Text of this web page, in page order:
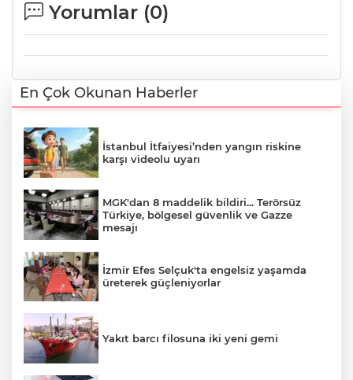
Yorumlar (0)
En Çok Okunan Haberler
İstanbul İtfaiyesi’nden yangın riskine
karşı videolu uyarı
MGK'dan 8 maddelik bildiri... Terörsüz
Türkiye, bölgesel güvenlik ve Gazze
mesajı
İzmir Efes Selçuk'ta engelsiz yaşamda
üreterek güçleniyorlar
Yakıt barcı filosuna iki yeni gemi